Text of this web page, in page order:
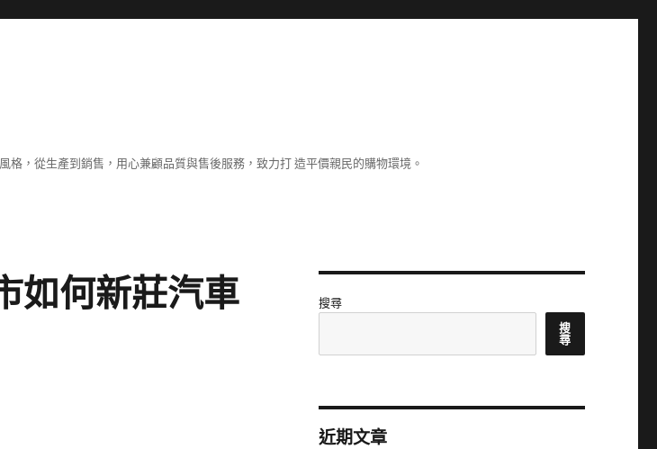
，從生產到銷售，用心兼顧品質與售後服務，致力打 造平價親民的購物環境。
如何新莊汽車
搜尋
搜
尋
近期文章